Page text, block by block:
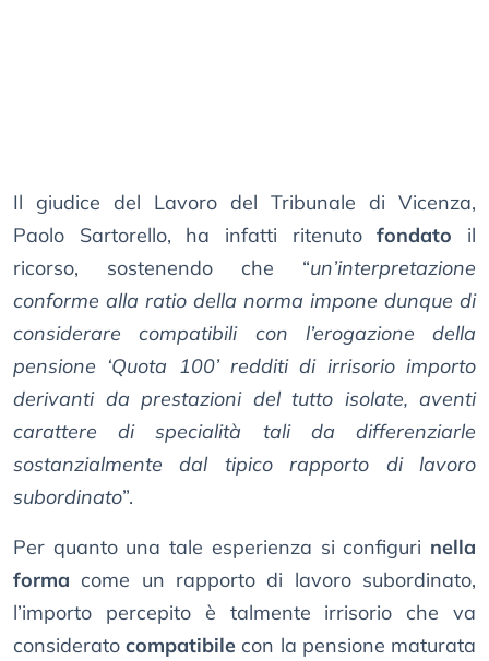
Il giudice del Lavoro del Tribunale di Vicenza,
Paolo Sartorello, ha infatti ritenutofondato il
ricorso, sostenendo che “un’interpretazione
conforme alla ratio della norma impone dunque di
considerare compatibili con l’erogazione della
pensione ‘Quota 100’ redditi di irrisorio importo
derivanti da prestazioni del tutto isolate, aventi
carattere di specialità tali da differenziarle
sostanzialmente dal tipico rapporto di lavoro
subordinato”.
Per quanto una tale esperienza si configuri nella
forma come un rapporto di lavoro subordinato,
l’importo percepito è talmente irrisorio che va
consideratocompatibile con la pensione maturata